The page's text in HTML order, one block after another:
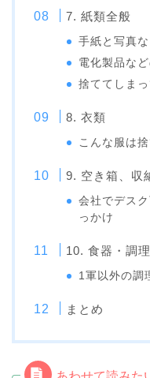
7. 紙類全般
手紙と写真
電化製品な
捨ててしま
8. 衣類
こんな服は捨
9. 空き箱、収
会社でデス
っかけ
10. 食器・調
1軍以外の調
まとめ